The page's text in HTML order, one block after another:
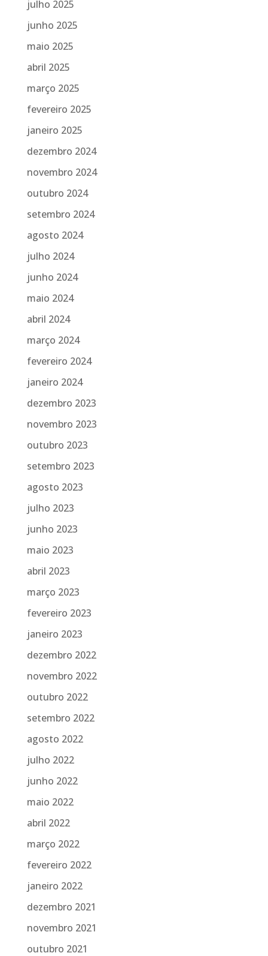
julho 2025
junho 2025
maio 2025
abril 2025
março 2025
fevereiro 2025
janeiro 2025
dezembro 2024
novembro 2024
outubro 2024
setembro 2024
agosto 2024
julho 2024
junho 2024
maio 2024
abril 2024
março 2024
fevereiro 2024
janeiro 2024
dezembro 2023
novembro 2023
outubro 2023
setembro 2023
agosto 2023
julho 2023
junho 2023
maio 2023
abril 2023
março 2023
fevereiro 2023
janeiro 2023
dezembro 2022
novembro 2022
outubro 2022
setembro 2022
agosto 2022
julho 2022
junho 2022
maio 2022
abril 2022
março 2022
fevereiro 2022
janeiro 2022
dezembro 2021
novembro 2021
outubro 2021